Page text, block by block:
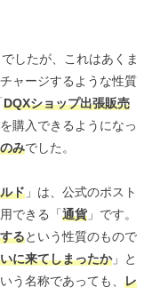
でしたが、これはあくま
ャージするような性質
DQXショップ出張販売
購入できるようになっ
みでした。
ド 」は、公式のポスト
できる「通貨 」です。
るという性質のもので
に来てしまったか」と
う名称であっても、 レ